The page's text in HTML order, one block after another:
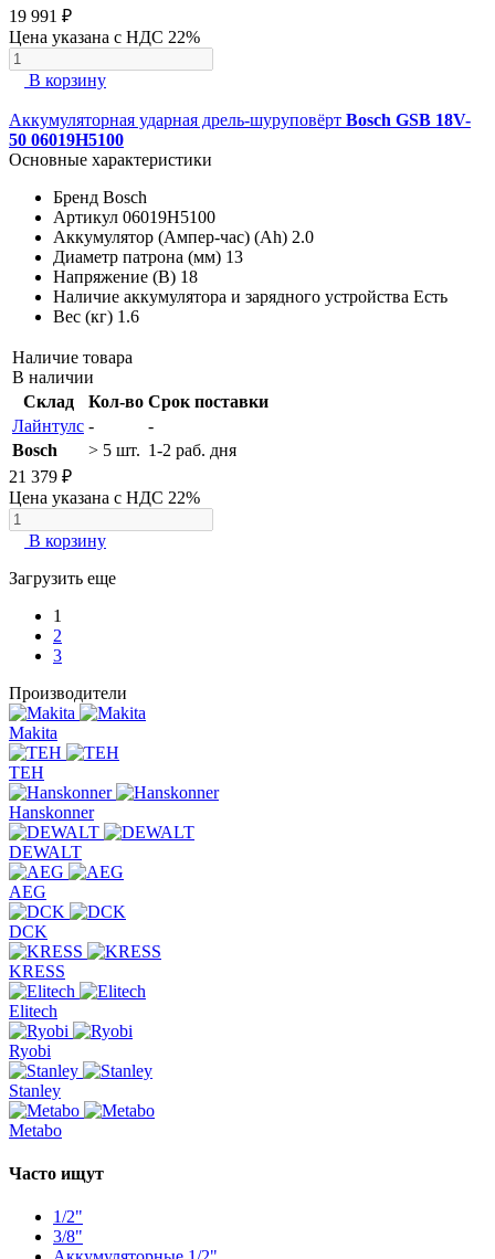
19 991 ₽
Цена указана с НДС 22%
В корзину
Аккумуляторная ударная дрель-шуруповёрт Bosch GSB 18V-
50 06019H5100
Основные характеристики
Бренд Bosch
Артикул 06019H5100
Аккумулятор (Ампер-час) (Ah) 2.0
Диаметр патрона (мм) 13
Напряжение (В) 18
Наличие аккумулятора и зарядного устройства Есть
Вес (кг) 1.6
Наличие товара
В наличии
Склад
Кол-во Срок поставки
Лайнтулс -
-
Bosch
> 5 шт. 1-2 раб. дня
21 379 ₽
Цена указана с НДС 22%
В корзину
Загрузить еще
1
2
3
Производители
Makita
TEH
Hanskonner
DEWALT
AEG
DCK
KRESS
Elitech
Ryobi
Stanley
Metabo
Часто ищут
1/2"
3/8"